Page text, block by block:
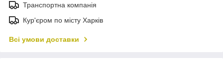
Транспортна компанія
Кур'єром по місту Харків
Всі умови доставки